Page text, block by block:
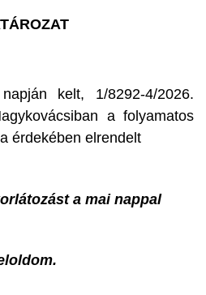
kelt, 1/8292-4/2026.
a folyamatos
érdekében elrendelt
a mai nappal